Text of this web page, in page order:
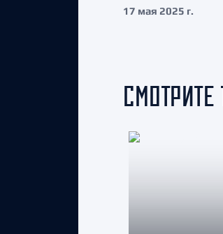
17 мая 2025 г.
СМОТРИТЕ